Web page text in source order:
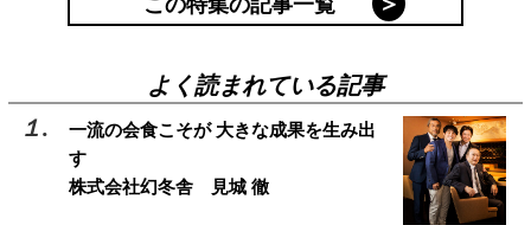
よく読まれている記事
一流の会食こそが 大きな成果を生み出
す
株式会社幻冬舎 見城 徹